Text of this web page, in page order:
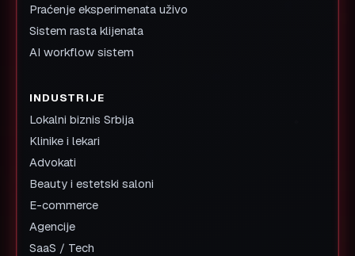
Praćenje eksperimenata uživo
Sistem rasta klijenata
AI workflow sistem
INDUSTRIJE
Lokalni biznis Srbija
Klinike i lekari
Advokati
Beauty i estetski saloni
E-commerce
Agencije
SaaS / Tech